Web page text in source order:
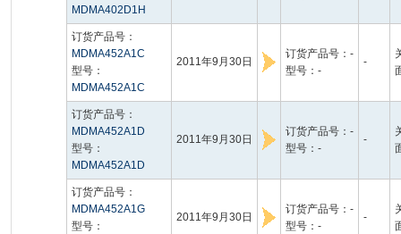
MDMA402D1H
订货产品号：
MDMA452A1C
型号：
MDMA452A1C
2011年9月30日
订货产品号：-
型号：-
-
订货产品号：
MDMA452A1D
型号：
MDMA452A1D
2011年9月30日
订货产品号：-
型号：-
-
订货产品号：
MDMA452A1G
型号：
2011年9月30日
订货产品号：-
型号：-
-